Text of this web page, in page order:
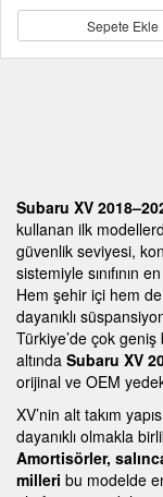
Sepete Ekle
Subaru XV
kullanan ilk
güvenlik seviyesi,
sistemiyle sınıfının
Hem şehir içi hem
dayanıklı
Türkiye’de çok
altında Subaru XV
orijinal ve OEM
XV’nin alt takım
dayanıklı olmakla
Amortisörler,
milleri bu modelde